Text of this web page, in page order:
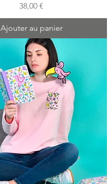
Prix
38,00 €
Ajouter au panier